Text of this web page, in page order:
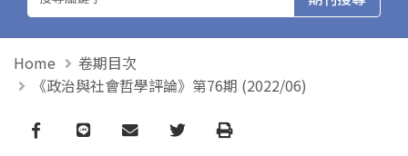
Home
卷期目次
《政治與社會哲學評論》第76期 (2022/06)
Facebook
line email TwitterPrint